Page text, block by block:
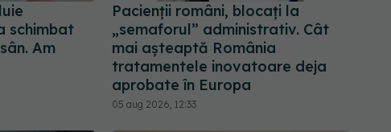
schimbat
Am
Pacienții români, blocați la
„semaforul” administrativ. Cât
mai așteaptă România
tratamentele inovatoare deja
aprobate în Europa
05 aug 2026, 12:33